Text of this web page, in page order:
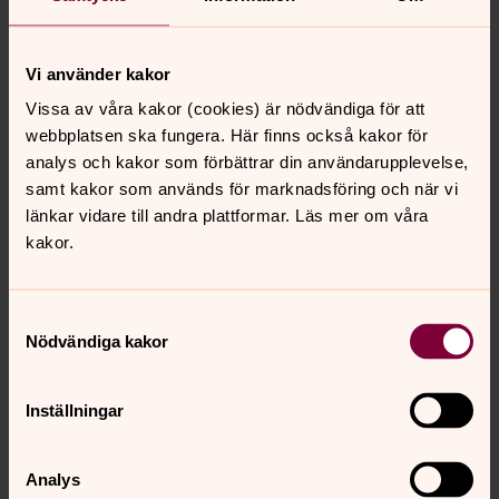
Vi använder kakor
Vissa av våra kakor (cookies) är nödvändiga för att
webbplatsen ska fungera. Här finns också kakor för
analys och kakor som förbättrar din användarupplevelse,
samt kakor som används för marknadsföring och när vi
länkar vidare till andra plattformar. Läs mer om våra
kakor.
Nödvändiga kakor
Inställningar
Analys
GRAVSKICK (olika sätt att
begravas på denna kyrkogård):
Kistgrav – Urngrav – Minneslund – Askgravplats –
Askgravlund
För mer information om de olika gravskicken –
Om du väljer att ta bort en gammal
namn och årtal till en för kyrkogården gemensam
vaktmästare eller kontakta vår pastorsexpedition.